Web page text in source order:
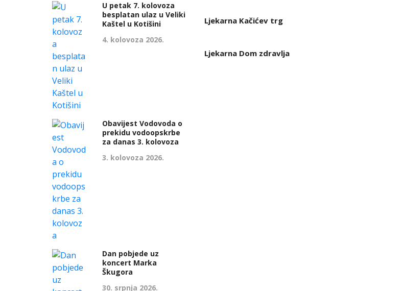
Ljekarna Kačićev trg
Ljekarna Dom zdravlja
U petak 7. kolovoza
besplatan ulaz u Veliki
Kaštel u Kotišini
4. kolovoza 2026.
Obavijest Vodovoda o
prekidu vodoopskrbe
za danas 3. kolovoza
3. kolovoza 2026.
Dan pobjede uz
koncert Marka
Škugora
30. srpnja 2026.